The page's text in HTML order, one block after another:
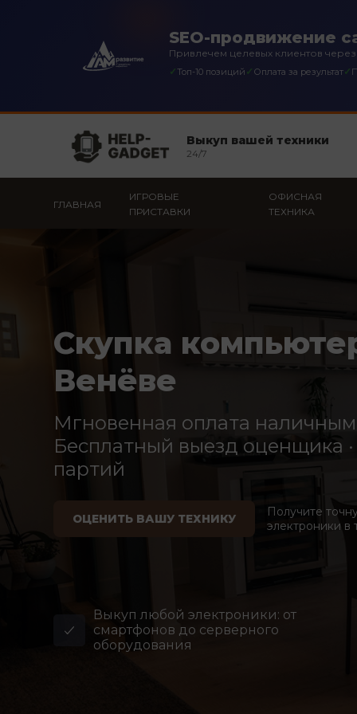
SEO-продвижение
Привлечем целевых клиентов
✓Топ-10 позиций ✓ Оплата за результат✓
Выкуп вашей техники
24/7
ГЛАВНАЯ
ИГРОВЫЕ
ПРИСТАВКИ
ОФИСНАЯ
ТЕХНИКА
Скупка
Венёве
Мгновенная оплата
Бесплатный выезд оценщика
партий
ОЦЕНИТЬ ВАШУ ТЕХНИКУ
Получите
электроники в
Выкуп любой электроники: от
смартфонов до серверного
оборудования